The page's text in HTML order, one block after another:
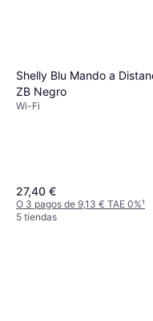
Shelly Blu Mando a
ZB Negro
Wi-Fi
27,40 €
O 3 pagos de 9,13 € TAE 0%¹
5 tiendas